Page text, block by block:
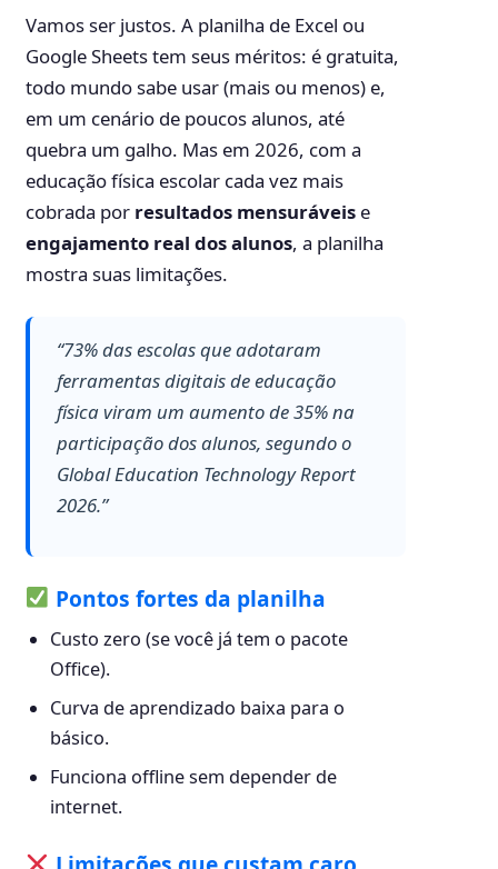
Vamos ser justos. A planilha de Excel ou
Google Sheets tem seus méritos: é gratuita,
todo mundo sabe usar (mais ou menos) e,
em um cenário de poucos alunos, até
quebra um galho. Mas em 2026, com a
educação física escolar cada vez mais
cobrada por resultados mensuráveise
engajamento real dos alunos, a planilha
mostra suas limitações.
“73% das escolas que adotaram
ferramentas digitais de educação
física viram um aumento de 35% na
participação dos alunos, segundo o
Global Education Technology Report
2026.”
Pontos fortes da planilha
Custo zero (se você já tem o pacote
Office).
Curva de aprendizado baixa para o
básico.
Funciona offline sem depender de
internet.